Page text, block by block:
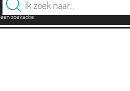
één zoekactie.